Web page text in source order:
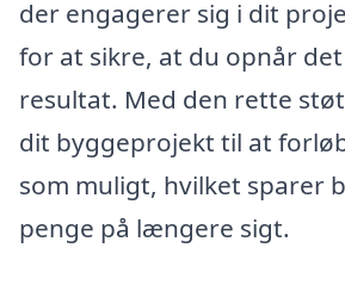
der engagerer sig i dit
for at sikre, at du opnår
resultat. Med den rette
dit byggeprojekt til at
som muligt, hvilket sparer
penge på længere sigt.